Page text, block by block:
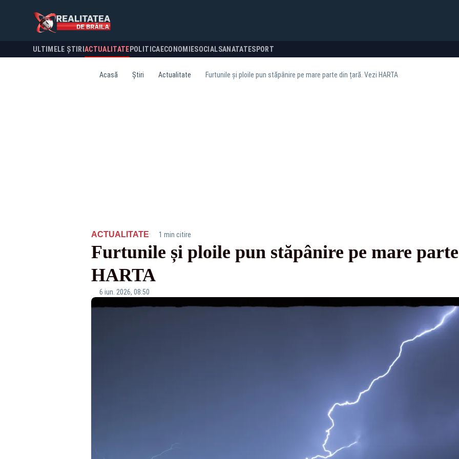
ULTIMELE ȘTIRI ACTUALITATE POLITICA ECONOMIESOCIALSANATATESPORT
Acasă Știri Actualitate Furtunile și ploile pun stăpânire pe mare parte din țară. Vezi HARTA
ACTUALITATE· 1 min citire
Furtunile și ploile pun stăpânire pe mare
HARTA
6 iun. 2026, 08:50